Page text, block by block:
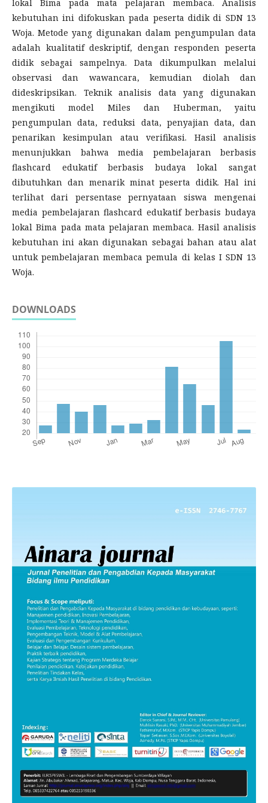
lokal Bima pada mata pelajaran membaca. Analisis
kebutuhan ini difokuskan pada peserta didik di SDN 13
Woja. Metode yang digunakan dalam pengumpulan data
adalah kualitatif deskriptif, dengan responden peserta
didik sebagai sampelnya. Data dikumpulkan melalui
observasi dan wawancara, kemudian diolah dan
dideskripsikan. Teknik analisis data yang digunakan
mengikuti model Miles dan Huberman, yaitu
pengumpulan data, reduksi data, penyajian data, dan
penarikan kesimpulan atau verifikasi. Hasil analisis
menunjukkan bahwa media pembelajaran berbasis
flashcard edukatif berbasis budaya lokal sangat
dibutuhkan dan menarik minat peserta didik. Hal ini
terlihat dari persentase pernyataan siswa mengenai
media pembelajaran flashcard edukatif berbasis budaya
lokal Bima pada mata pelajaran membaca. Hasil analisis
kebutuhan ini akan digunakan sebagai bahan atau alat
untuk pembelajaran membaca pemula di kelas I SDN 13
Woja.
DOWNLOADS